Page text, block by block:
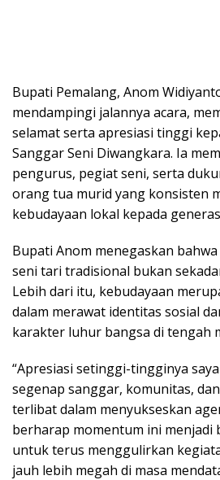
Bupati Pemalang, Anom
mendampingi jalannya acara,
selamat serta apresiasi tinggi
Sanggar Seni Diwangkara. Ia
pengurus, pegiat seni, serta
orang tua murid yang konsisten
kebudayaan lokal kepada
Bupati Anom menegaskan
seni tari tradisional bukan
Lebih dari itu, kebudayaan
dalam merawat identitas sosial
karakter luhur bangsa di tengah
“Apresiasi setinggi-tingginya
segenap sanggar, komunitas,
terlibat dalam menyukseskan
berharap momentum ini menjadi
untuk terus menggulirkan
jauh lebih megah di masa